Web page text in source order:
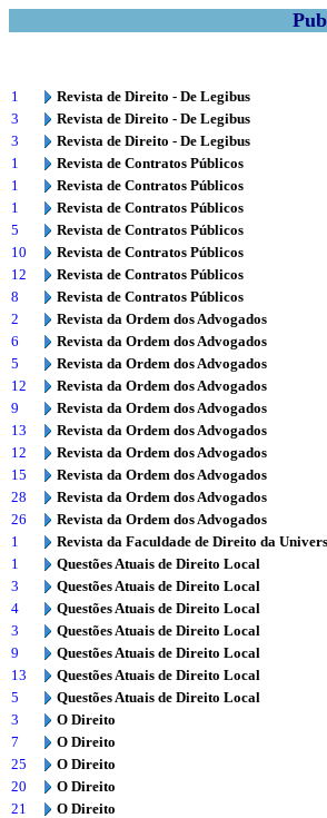
1
Revista de Direito - De Legibus
3
Revista de Direito - De Legibus
3
Revista de Direito - De Legibus
1
Revista de Contratos Públicos
1
Revista de Contratos Públicos
1
Revista de Contratos Públicos
5
Revista de Contratos Públicos
10
Revista de Contratos Públicos
12
Revista de Contratos Públicos
8
Revista de Contratos Públicos
2
Revista da Ordem dos Advogados
6
Revista da Ordem dos Advogados
5
Revista da Ordem dos Advogados
12
Revista da Ordem dos Advogados
9
Revista da Ordem dos Advogados
13
Revista da Ordem dos Advogados
12
Revista da Ordem dos Advogados
15
Revista da Ordem dos Advogados
28
Revista da Ordem dos Advogados
26
Revista da Ordem dos Advogados
1
Revista da Faculdade de Direito da
1
Questões Atuais de Direito Local
3
Questões Atuais de Direito Local
4
Questões Atuais de Direito Local
3
Questões Atuais de Direito Local
9
Questões Atuais de Direito Local
13
Questões Atuais de Direito Local
5
Questões Atuais de Direito Local
3
O Direito
7
O Direito
25
O Direito
20
O Direito
21
O Direito